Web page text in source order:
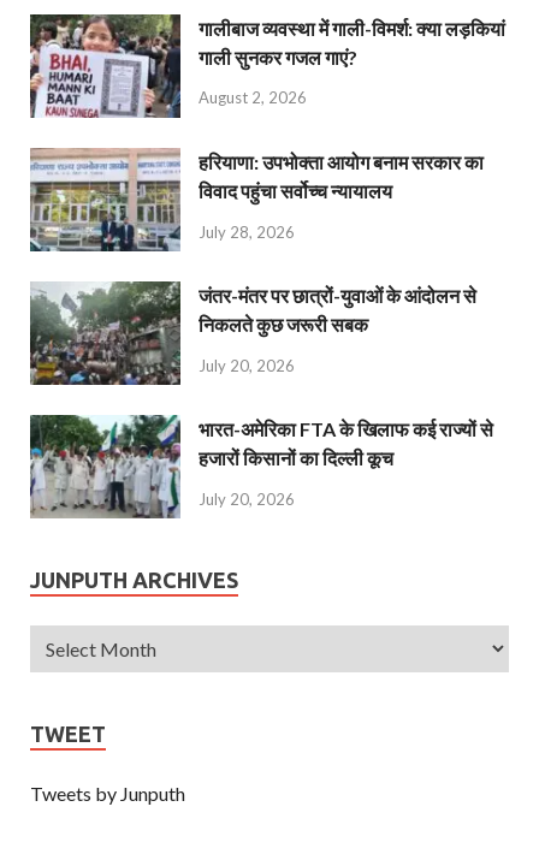
गालीबाज व्‍यवस्‍था में गाली-विमर्श: क्या लड़कियां
गाली सुनकर गजल गाएं?
August 2, 2026
हरियाणा: उपभोक्ता आयोग बनाम सरकार का
विवाद पहुंचा सर्वोच्च न्यायालय
July 28, 2026
जंतर-मंतर पर छात्रों-युवाओं के आंदोलन से
निकलते कुछ जरूरी सबक
July 20, 2026
भारत-अमेरिका FTA के खिलाफ कई राज्यों से
हजारों किसानों का दिल्ली कूच
July 20, 2026
JUNPUTH ARCHIVES
TWEET
Tweets by Junputh